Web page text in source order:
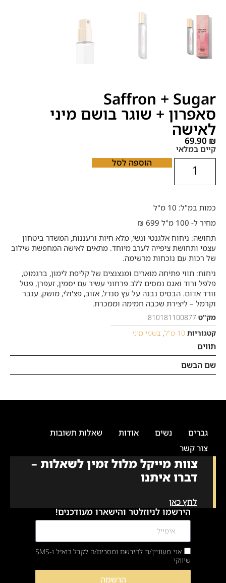
Saffron + Sugar
סאפרון + שוגר בושם מיני
לאישה
69.90 ₪
קיים במלאי
הוספה לסל
כמות במ"ל: 10 מ"ל
מחיר ל- 100 מ"ל 699 ₪
תחושה: ניחוח אלגנטי ונשי, מלא חיות ורעננות, המשדר ביטחון
עצמי ותחושת ציפייה לערב מיוחד. מתאים לאישה המחפשת שילוב
של רכות עם נוכחות מרשימה.
ניחוח: תווי פתיחה מוארים ומנצנצים של קליפת לימון, ברגמוט,
פלפל ורוד ואגס נמסים ללב פרחוני עשיר עם יסמין, זעפרן, פטל
וורד אדום. הבסיס נבנה על עץ סנדל, אזוב, פצ'ולי, מושק, ענבר
וקרמל – ליצירת שכבה חמימה וממכרת.
מק"ט 810181100877
קטגוריות 10 מ"ל , בשמי מיני
תווים
שם הבשם
גברים נשים אודות
שאלות תשובות
צור קשר
צוות מייקל מלול זמין לשאלות –
דברו איתנו
לחץ כאן
הירשמו לניוזלטר והישארו מעודכנים!
אני מעוניין/ת להירשם ומסכים/ה לקבל דוא״ל ו-SMS
שיווקי
הרשמה